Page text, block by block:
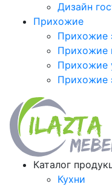
Дизайн
Прихожие
Прихожие
Прихожие
Прихожие
Прихожие
Каталог
Кухни